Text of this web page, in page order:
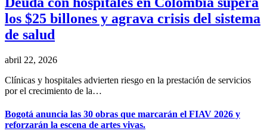
los $25 billones y agrava crisis del sistema
de salud
abril 22, 2026
Clínicas y hospitales advierten riesgo en la prestación de servicios
por el crecimiento de la…
Bogotá anuncia las 30 obras que marcarán el FIAV 2026 y
reforzarán la escena de artes vivas.